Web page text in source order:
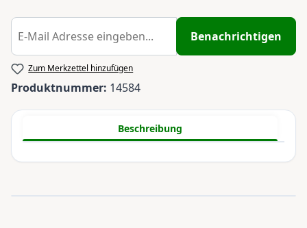
Benachrichtigen
Zum Merkzettel hinzufügen
Produktnummer: 14584
Beschreibung